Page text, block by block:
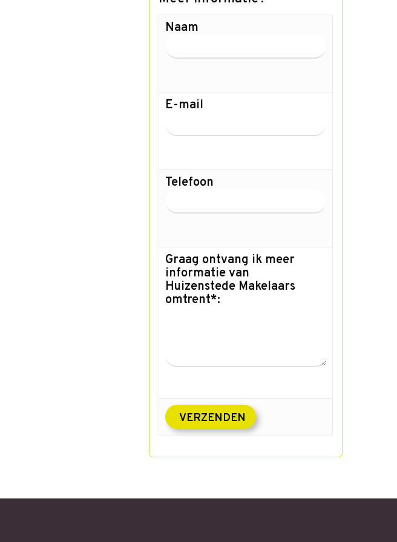
Naam
E-mail
Telefoon
Graag ontvang ik meer
informatie van
Huizenstede Makelaars
omtrent*: